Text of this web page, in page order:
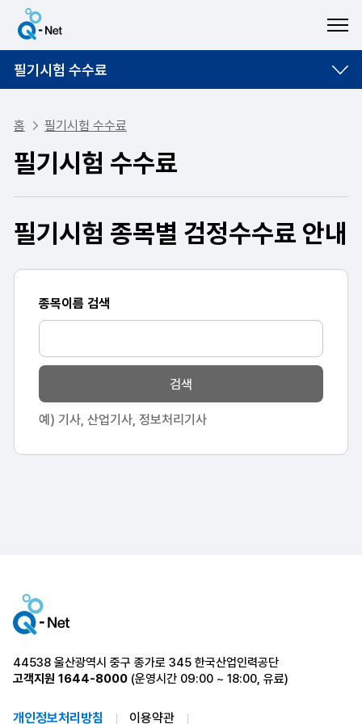
필기시험 수수료
홈 필기시험 수수료
필기시험 수수료
필기시험 종목별 검정수수료 안내
종목이름 검색
검색
예) 기사, 산업기사, 정보처리기사
44538 울산광역시 중구 종가로 345 한국산업인력공단
고객지원 1644-8000 (운영시간 09:00 ~ 18:00, 유료)
개인정보처리방침 이용약관